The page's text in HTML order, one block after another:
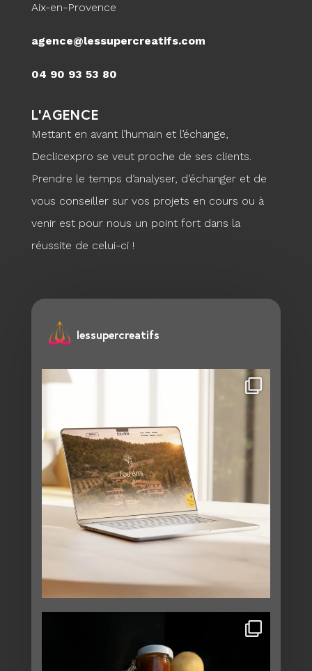
Aix-en-Provence
agence@lessupercreatifs.com
04 90 93 53 80
L’AGENCE
Mettant en avant l’humain et l’échange,
Declicexpro se veut proche de ses clients.
Prendre le temps d’analyser, d’échanger et de
vous conseiller sur vos projets en cours ou à
venir est pour nous un point fort dans la
réussite de celui-ci !
lessupercreatifs